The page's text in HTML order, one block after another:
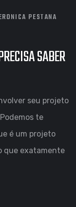
PESTANA
SABER
seu projeto
te
é um projeto
que exatamente